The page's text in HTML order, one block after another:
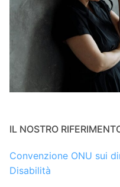
IL NOSTRO
Convenzione ONU sui
Disabilità